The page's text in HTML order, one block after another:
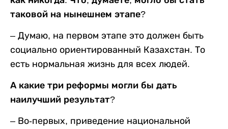
таковой на нынешнем этапе?
– Думаю, на первом этапе это должен быть
социально ориентированный Казахстан. То
есть нормальная жизнь для всех людей.
А какие три реформы могли бы дать
наилучший результат?
– Во-первых, приведение национальной